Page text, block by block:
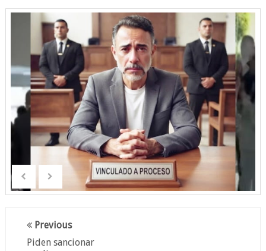
Previous
Piden sancionar